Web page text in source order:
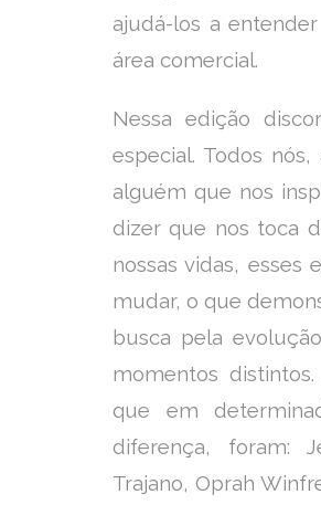
ajudá-los a
área comercial.
Nessa edição
especial. Todos
alguém que nos
dizer que nos toca
nossas vidas, esses
mudar, o que
busca pela
momentos
que em
diferença, foram:
Trajano, Oprah